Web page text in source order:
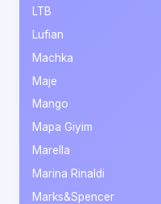
LTB
Lufian
Machka
Maje
Mango
Mapa Giyim
Marella
Marina Rinaldi
Marks&Spencer